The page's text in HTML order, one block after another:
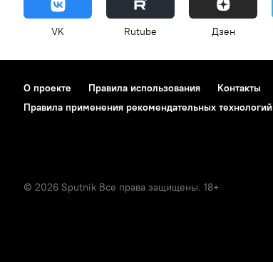
VK Rutube Дзен
О проекте Правила использования Контакты
Правила применения рекомендательных технологий
© 2026 Sputnik Все права защищены. 18+